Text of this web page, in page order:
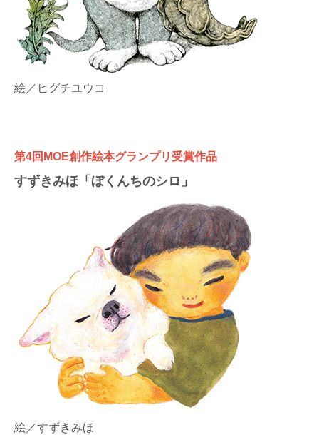
絵／ヒグチユウコ
第4回MOE創作絵本グランプリ受賞作品
すずきみほ「ぼくんちのシロ」
絵／すずきみほ